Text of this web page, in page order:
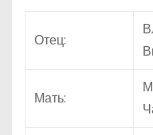
Отец:
Мать: